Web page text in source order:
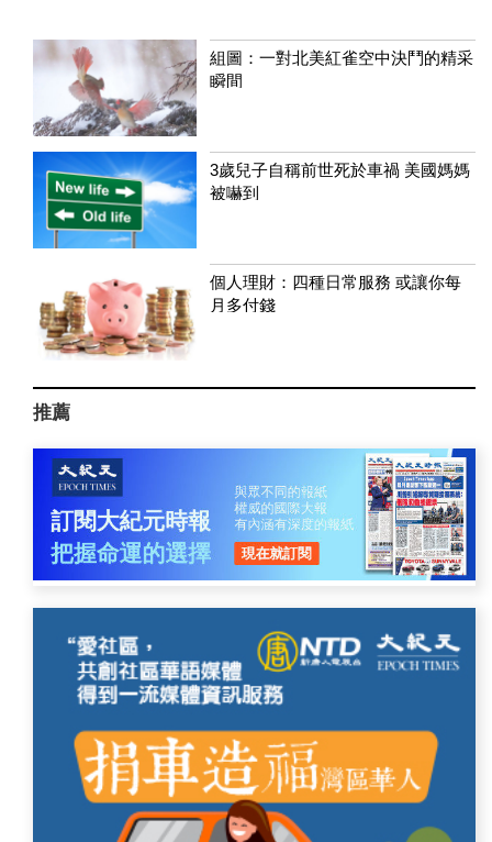
組圖：一對北美紅雀空中決鬥的精采
瞬間
3歲兒子自稱前世死於車禍 美國媽媽
被嚇到
個人理財：四種日常服務 或讓你每
月多付錢
推薦